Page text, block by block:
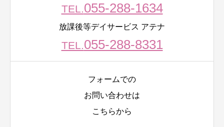
TEL.055-288-1634
放課後等デイサービス アテナ
TEL.055-288-8331
フォームでの
お問い合わせは
こちらから